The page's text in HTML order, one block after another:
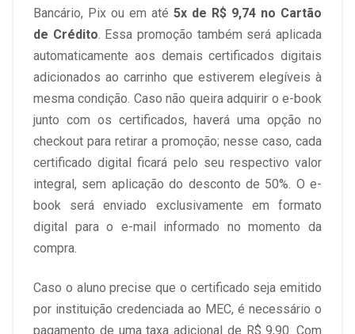
Bancário, Pix ou em até 5x de R$ 9,74 no Cartão
de Crédito . Essa promoção também será aplicada
automaticamente aos demais certificados digitais
adicionados ao carrinho que estiverem elegíveis à
mesma condição. Caso não queira adquirir o e-book
junto com os certificados, haverá uma opção no
checkout para retirar a promoção; nesse caso, cada
certificado digital ficará pelo seu respectivo valor
integral, sem aplicação do desconto de 50%. O e-
book será enviado exclusivamente em formato
digital para o e-mail informado no momento da
compra.
Caso o aluno precise que o certificado seja emitido
por instituição credenciada ao MEC, é necessário o
pagamento de uma taxa adicional de R$ 9,90. Com